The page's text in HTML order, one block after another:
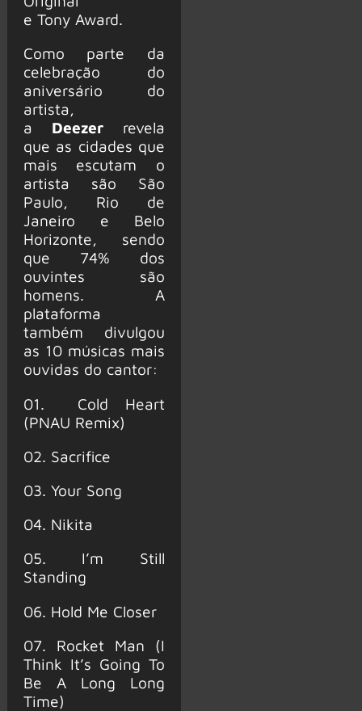
e Tony Award.
Como parte da
celebração do
aniversário do
artista,
a Deezerrevela
que as cidades que
mais escutam o
artista são São
Paulo, Rio de
Janeiro e Belo
Horizonte, sendo
que 74% dos
ouvintes são
homens. A
plataforma
também divulgou
as 10 músicas mais
ouvidas do cantor:
01. Cold Heart
(PNAU Remix)
02. Sacrifice
03. Your Song
04. Nikita
05. I’m Still
Standing
06. Hold Me Closer
07. Rocket Man (I
Think It’s Going To
Be A Long Long
Time)